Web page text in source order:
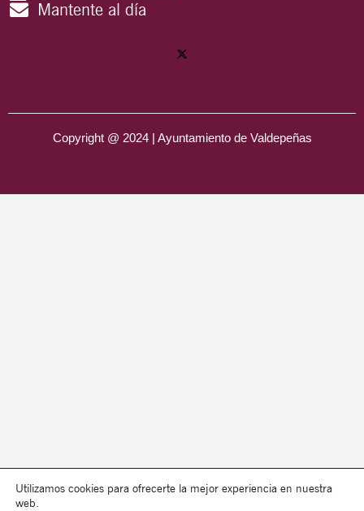
Mantente al día
Copyright @ 2024 | Ayuntamiento de Valdepeñas
Utilizamos cookies para ofrecerte la mejor experiencia en nuestra
web.